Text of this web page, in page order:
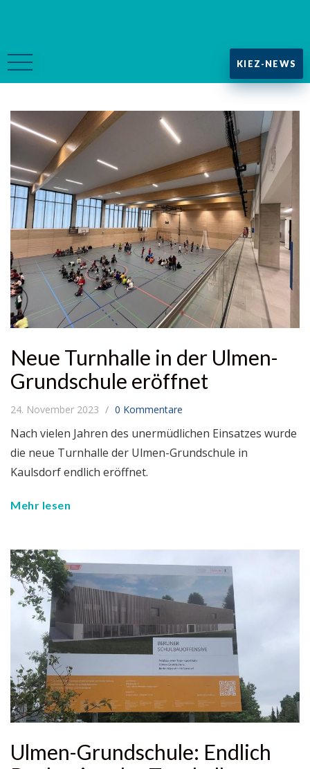
KIEZ-NEWS
Neue Turnhalle in der Ulmen-
Grundschule eröffnet
24. November 2023 0 Kommentare
Nach vielen Jahren des unermüdlichen Einsatzes wurde
die neue Turnhalle der Ulmen-Grundschule in
Kaulsdorf endlich eröffnet.
Mehr lesen
Ulmen-Grundschule: Endlich